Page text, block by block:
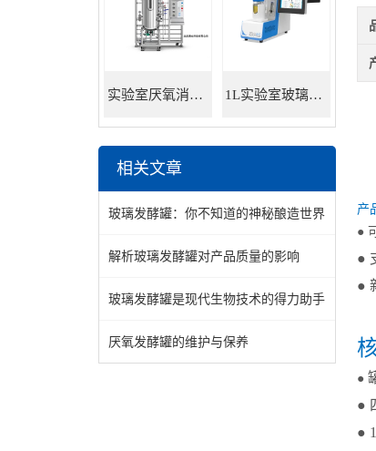
实验室厌氧消化罐 餐厨垃圾沼气发酵 1L实验室玻璃发酵罐
相关文章
玻璃发酵罐：你不知道的神秘酿造世界
解析玻璃发酵罐对产品质量的影响
玻璃发酵罐是现代生物技术的得力助手
厌氧发酵罐的维护与保养
产
●
●
●
●
●
●